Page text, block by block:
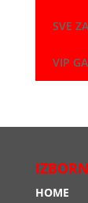
SVE
VIP
HOME